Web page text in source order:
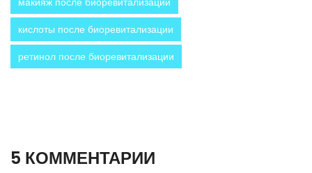
кислоты после биоревитализации
ретинол после биоревитализации
5 КОММЕНТАРИИ